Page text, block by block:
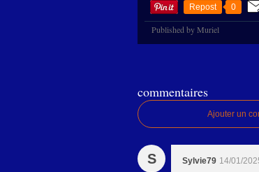
Repost 0
Published by Muriel
commentaires
Ajouter un
S Sylvie79 14/01/